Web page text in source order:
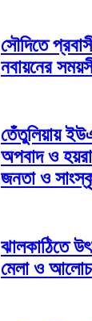
সৌদিতে
নবায়নের
তেঁতুলিয়ায়
অপবাদ ও
জনতা ও
ঝালকাঠিতে
মেলা ও